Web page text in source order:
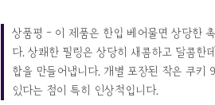
상품평 - 이 제품은 한입 베어물면 상당한
다. 상쾌한 필링은 상당히 새콤하고 달콤한
합을 만들어냅니다. 개별 포장된 작은 쿠키
있다는 점이 특히 인상적입니다.